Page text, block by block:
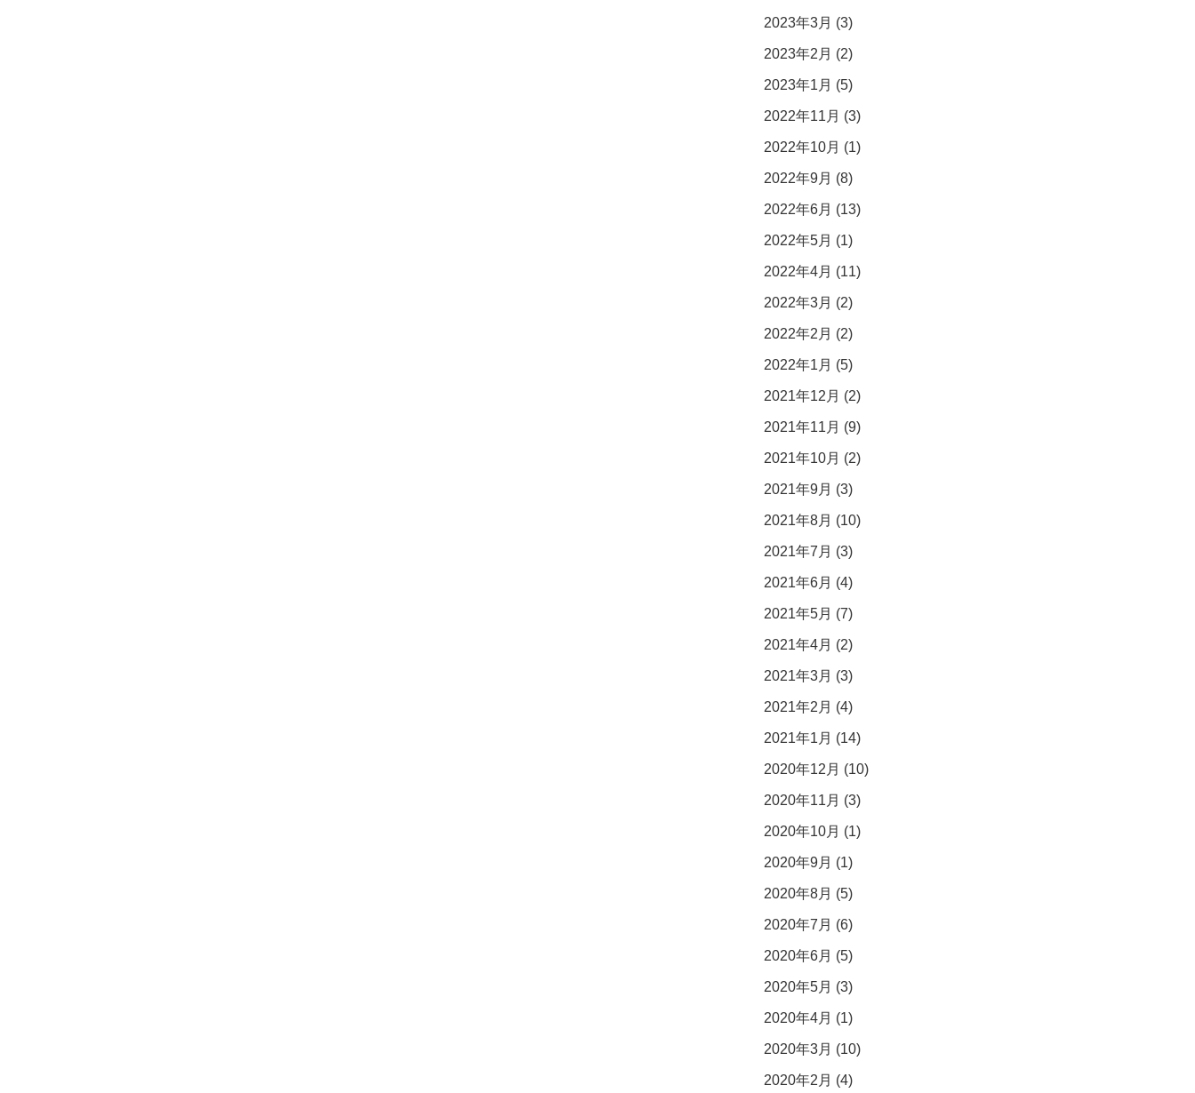
2023年3月 (3)
2023年2月 (2)
2023年1月 (5)
2022年11月 (3)
2022年10月 (1)
2022年9月 (8)
2022年6月 (13)
2022年5月 (1)
2022年4月 (11)
2022年3月 (2)
2022年2月 (2)
2022年1月 (5)
2021年12月 (2)
2021年11月 (9)
2021年10月 (2)
2021年9月 (3)
2021年8月 (10)
2021年7月 (3)
2021年6月 (4)
2021年5月 (7)
2021年4月 (2)
2021年3月 (3)
2021年2月 (4)
2021年1月 (14)
2020年12月 (10)
2020年11月 (3)
2020年10月 (1)
2020年9月 (1)
2020年8月 (5)
2020年7月 (6)
2020年6月 (5)
2020年5月 (3)
2020年4月 (1)
2020年3月 (10)
2020年2月 (4)